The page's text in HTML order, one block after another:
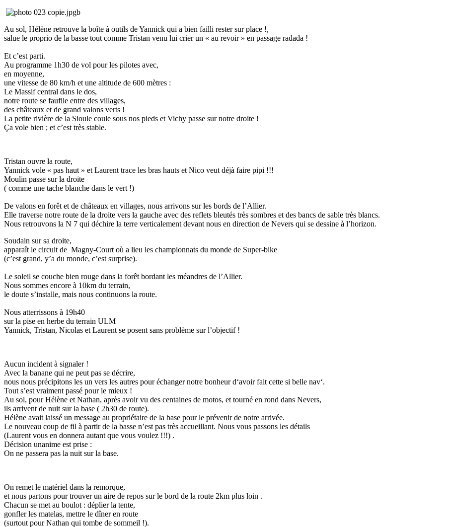
Au sol, Hélène retrouve la boîte à outils de Yannick qui a bien failli rester sur place !,
salue le proprio de la basse tout comme Tristan venu lui crier un « au revoir » en passage radada !
Et c’est parti.
Au programme 1h30 de vol pour les pilotes avec,
en moyenne,
une vitesse de 80 km/h et une altitude de 600 mètres :
Le Massif central dans le dos,
notre route se faufile entre des villages,
des châteaux et de grand valons verts !
La petite rivière de la Sioule coule sous nos pieds et Vichy passe sur notre droite !
Ça vole bien ; et c’est très stable.
Tristan ouvre la route,
Yannick vole « pas haut » et Laurent trace les bras hauts et Nico veut déjà faire pipi !!!
Moulin passe sur la droite
( comme une tache blanche dans le vert !)
De valons en forêt et de châteaux en villages, nous arrivons sur les bords de l’Allier.
Elle traverse notre route de la droite vers la gauche avec des reflets bleutés très sombres et des bancs de sable très blancs.
Nous retrouvons la N 7 qui déchire la terre verticalement devant nous en direction de Nevers qui se dessine à l’horizon.
Soudain sur sa droite,
apparaît le circuit de Magny-Court où a lieu les championnats du monde de Super-bike
(c’est grand, y’a du monde, c’est surprise).
Le soleil se couche bien rouge dans la forêt bordant les méandres de l’Allier.
Nous sommes encore à 10km du terrain,
le doute s’installe, mais nous continuons la route.
Nous atterrissons à 19h40
sur la pise en herbe du terrain ULM
Yannick, Tristan, Nicolas et Laurent se posent sans problème sur l’objectif !
Aucun incident à signaler !
Avec la banane qui ne peut pas se décrire,
nous nous précipitons les un vers les autres pour échanger notre bonheur d‘avoir fait cette si belle nav‘.
Tout s’est vraiment passé pour le mieux !
Au sol, pour Hélène et Nathan, après avoir vu des centaines de motos, et tourné en rond dans Nevers,
ils arrivent de nuit sur la base ( 2h30 de route).
Hélène avait laissé un message au propriétaire de la base pour le prévenir de notre arrivée.
Le nouveau coup de fil à partir de la basse n’est pas très accueillant. Nous vous passons les détails
(Laurent vous en donnera autant que vous voulez !!!) .
Décision unanime est prise :
On ne passera pas la nuit sur la base.
On remet le matériel dans la remorque,
et nous partons pour trouver un aire de repos sur le bord de la route 2km plus loin .
Chacun se met au boulot : déplier la tente,
gonfler les matelas, mettre le dîner en route
(surtout pour Nathan qui tombe de sommeil !).